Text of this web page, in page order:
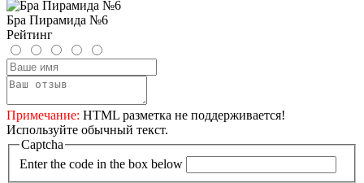
Бра Пирамида №6
Рейтинг
Примечание: HTML разметка не поддерживается!
Используйте обычный текст.
Captcha
Enter the code in the box below